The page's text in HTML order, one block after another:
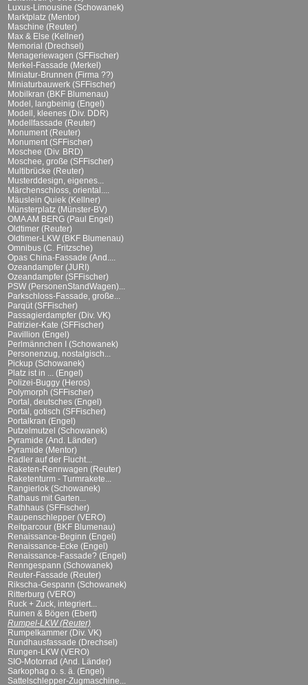
Luxus-Limousine (Schowanek)
Marktplatz (Mentor)
Maschine (Reuter)
Max & Else (Kellner)
Memorial (Drechsel)
Menageriewagen (SFFischer)
Merkel-Fassade (Merkel)
Miniatur-Brunnen (Firma ??)
Miniaturbauwerk (SFFischer)
Mobilkran (BKF Blumenau)
Model, langbeinig (Engel)
Modell, kleenes (Div. DDR)
Modellfassade (Reuter)
Monument (Reuter)
Monument (SFFischer)
Moschee (Div. BRD)
Moschee, große (SFFischer)
Multibrücke (Reuter)
Musterddesign, eigenes...
Märchenschloss, oriental....
Mäuslein Quiek (Kellner)
Münsterplatz (Münster-BV)
OMA AM BERG (Paul Engel)
Oldtimer (Reuter)
Oldtimer-LKW (BKF Blumenau)
Omnibus (C. Fritzsche)
Opas China-Fassade (And....
Ozeandampfer (JURI)
Ozeandampfer (SFFischer)
PSW (PersonenStandWagen)...
Parkschloss-Fassade, große...
Parqüt (SFFischer)
Passagierdampfer (Div. VK)
Patrizier-Kate (SFFischer)
Pavillion (Engel)
Perlmännchen I (Schowanek)
Personenzug, nostalgisch...
Pickup (Schowanek)
Platz ist in ... (Engel)
Polizei-Buggy (Heros)
Polymorph (SFFischer)
Portal, deutsches (Engel)
Portal, gotisch (SFFischer)
Portalkran (Engel)
Putzelmutzel (Schowanek)
Pyramide (And. Länder)
Pyramide (Mentor)
Radler auf der Flucht...
Raketen-Rennwagen (Reuter)
Raketenturm - Turmrakete...
Rangierlok (Schowanek)
Rathaus mit Garten...
Rathhaus (SFFischer)
Raupenschlepper (VERO)
Reitparcour (BKF Blumenau)
Renaissance-Beginn (Engel)
Renaissance-Ecke (Engel)
Renaissance-Fassade? (Engel)
Renngespann (Schowanek)
Reuter-Fassade (Reuter)
Rikscha-Gespann (Schowanek)
Ritterburg (VERO)
Ruck + Zuck, integriert...
Ruinen & Bögen (Ebert)
Rumpel-LKW (Reuter)
Rumpelkammer (Div. VK)
Rundhausfassade (Drechsel)
Rungen-LKW (VERO)
SIO-Motorrad (And. Länder)
Sarkophag o. s. ä. (Engel)
Sattelschlepper-Zugmaschine...